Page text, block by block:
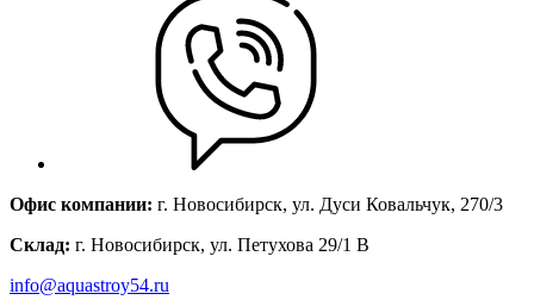
Офис компании: г. Новосибирск, ул. Дуси Ковальчук, 270/3
Склад: г. Новосибирск, ул. Петухова 29/1 В
info@aquastroy54.ru